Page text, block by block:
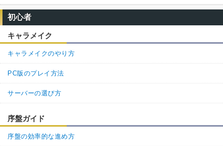
初心者
キャラメイク
キャラメイクのやり方
PC版のプレイ方法
サーバーの選び方
序盤ガイド
序盤の効率的な進め方